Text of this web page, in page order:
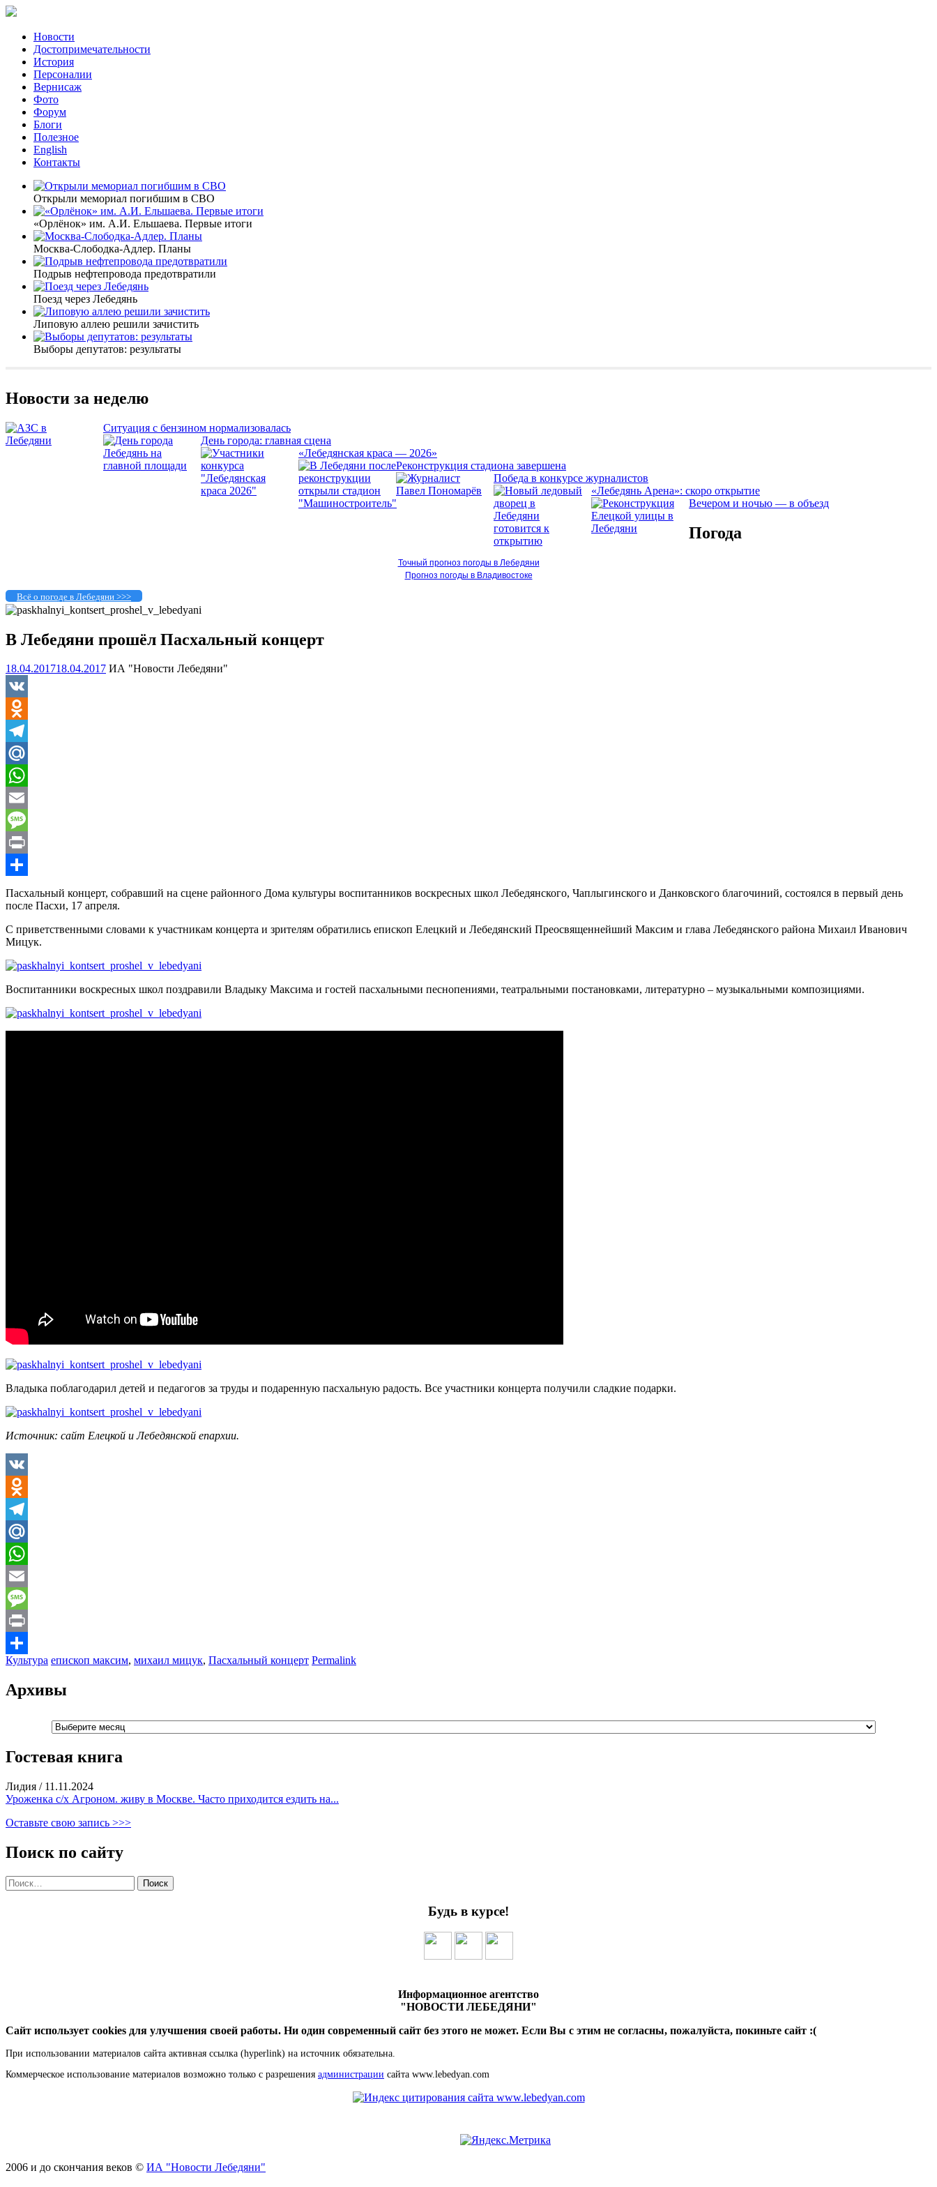
Новости
Достопримечательности
История
Персоналии
Вернисаж
Фото
Форум
Блоги
Полезное
English
Контакты
Открыли мемориал погибшим в СВО
«Орлёнок» им. А.И. Ельшаева. Первые итоги
Москва-Слободка-Адлер. Планы
Подрыв нефтепровода предотвратили
Поезд через Лебедянь
Липовую аллею решили зачистить
Выборы депутатов: результаты
Новости за неделю
Ситуация с бензином нормализовалась
День города: главная сцена
«Лебедянская краса — 2026»
Реконструкция стадиона завершена
Победа в конкурсе журналистов
«Лебедянь Арена»: скоро открытие
Вечером и ночью — в объезд
Погода
Точный прогноз погоды в Лебедяни
Прогноз погоды в Владивостоке
Всё о погоде в Лебедяни >>>
В Лебедяни прошёл Пасхальный концерт
18.04.201718.04.2017 ИА "Новости Лебедяни"
VK
Odnoklassniki
Telegram
Mail.Ru
WhatsApp
Email
Message
Print
Отправить
Пасхальный концерт, собравший на сцене районного Дома культуры воспитанников воскресных школ Лебедянского, Чаплыгинского и Данковского благочиний, состоялся в первый день
после Пасхи, 17 апреля.
С приветственными словами к участникам концерта и зрителям обратились епископ Елецкий и Лебедянский Преосвященнейший Максим и глава Лебедянского района Михаил Иванович
Мицук.
Воспитанники воскресных школ поздравили Владыку Максима и гостей пасхальными песнопениями, театральными постановками, литературно – музыкальными композициями.
Владыка поблагодарил детей и педагогов за труды и подаренную пасхальную радость. Все участники концерта получили сладкие подарки.
Источник: сайт Елецкой и Лебедянской епархии.
VK
Odnoklassniki
Telegram
Mail.Ru
WhatsApp
Email
Message
Print
Отправить
Культура епископ максим, михаил мицук, Пасхальный концерт Permalink
Архивы
Гостевая книга
Лидия / 11.11.2024
Уроженка с/х Агроном. живу в Москве. Часто приходится ездить на...
Оставьте свою запись >>>
Поиск по сайту
Найти:
Будь в курсе!
Информационное агентство
"НОВОСТИ ЛЕБЕДЯНИ"
Сайт использует cookies для улучшения своей работы. Ни один современный сайт без этого не может. Если Вы с этим не согласны, пожалуйста, покиньте сайт :(
При использовании материалов сайта активная ссылка (hyperlink) на источник обязательна.
Коммерческое использование материалов возможно только с разрешения администрации сайта www.lebedyan.com
2006 и до скончания веков © ИА "Новости Лебедяни"